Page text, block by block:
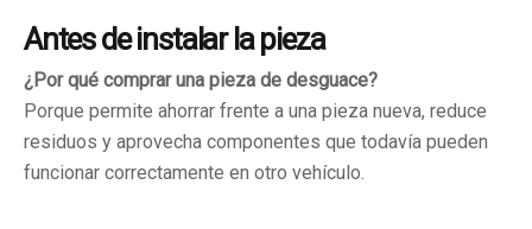
Antes de instalar la pieza
¿Por qué comprar una pieza de desguace?
Porque permite ahorrar frente a una pieza nueva, reduce
residuos y aprovecha componentes que todavía pueden
funcionar correctamente en otro vehículo.